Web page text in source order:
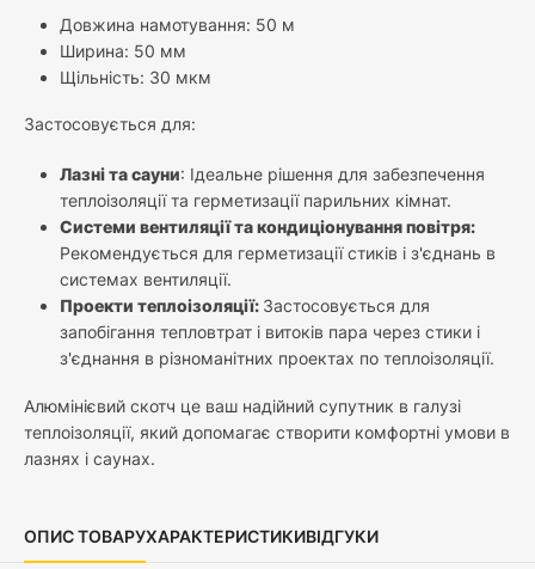
Довжина намотування: 50 м
Ширина: 50 мм
Щільність: 30 мкм
Застосовується для:
Лазні та сауни: Ідеальне рішення для забезпечення
теплоізоляції та герметизації парильних кімнат.
Системи вентиляції та кондиціонування повітря:
Рекомендується для герметизації стиків і з'єднань в
системах вентиляції.
Проекти теплоізоляції: Застосовується для
запобігання тепловтрат і витоків пара через стики і
з'єднання в різноманітних проектах по теплоізоляції.
Алюмінієвий скотч це ваш надійний супутник в галузі
теплоізоляції, який допомагає створити комфортні умови в
лазнях і саунах.
ОПИС ТОВАРУХАРАКТЕРИСТИКИВІДГУКИ